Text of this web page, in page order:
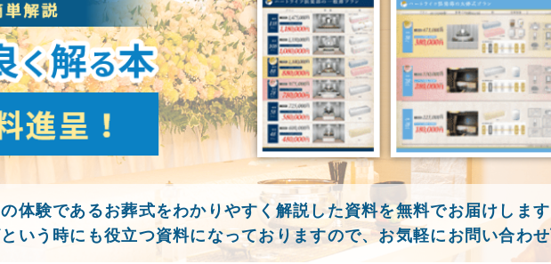
体験であるお葬式をわかりやすく解説した資料を無料でお届けします
いう時にも役立つ資料になっておりますので、お気軽にお問い合わせ